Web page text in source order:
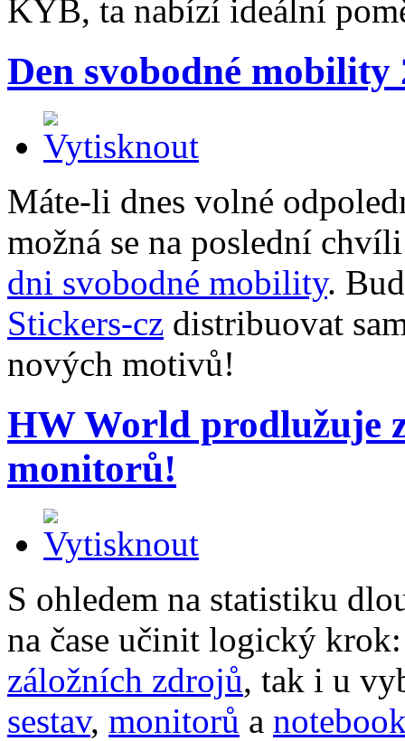
KYB, ta nabízí ideální
Den svobodné mobility
Máte-li dnes volné
možná se na poslední
dni svobodné mobility.
Stickers-cz distribuovat
nových motivů!
HW World prodlužuje
monitorů!
S ohledem na statistiku
na čase učinit logický
záložních zdrojů, tak i u
sestav, monitorů a